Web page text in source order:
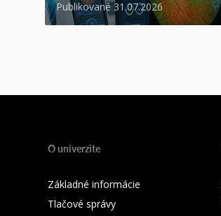
Publikované 31.07.2026
O univerzite
Základné informácie
Tlačové správy